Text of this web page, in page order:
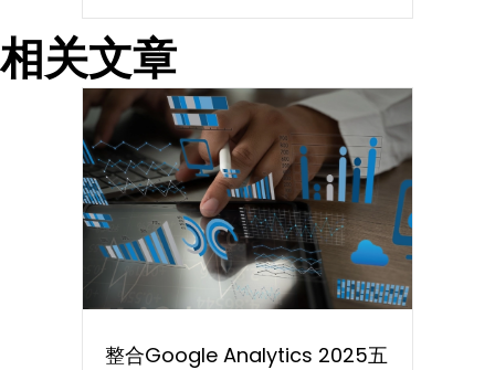
相关文章
整合Google Analytics 2025五